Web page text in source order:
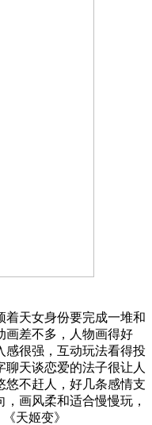
着天女身份要完成一堆和
画差不多，人物画得好
感很强，互动玩法看得投
聊天谈恋爱的法子很让人
悠不赶人，好几条感情支
画风柔和适合慢慢玩，
务分开慢慢解锁。 4、《天姬变》